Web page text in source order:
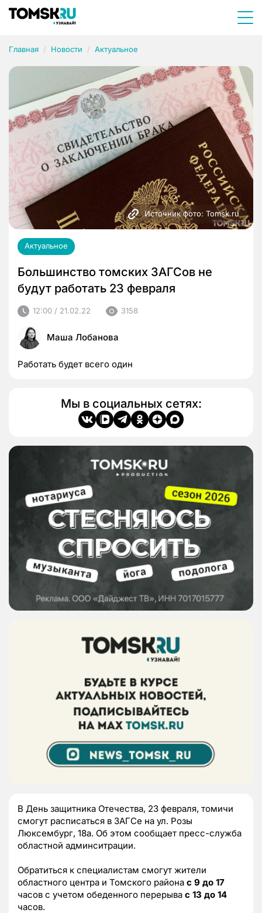
Главная Новости Актуальное
Источник фото: Tomsk.ru
Актуальное
Большинство томских ЗАГСов не
будут работать 23 февраля
12:00 / 21.02.22 3158
Маша Лобанова
Работать будет всего один
Мы в социальных сетях:
В День защитника Отечества, 23 февраля, томичи
смогут расписаться в ЗАГСе на ул. Розы
Люксембург, 18а. Об этом сообщает пресс-служба
областной админситрации.
Обратиться к специалистам смогут жители
областного центра и Томского района с 9 до 17
часов с учетом обеденного перерыва с 13 до 14
часов.